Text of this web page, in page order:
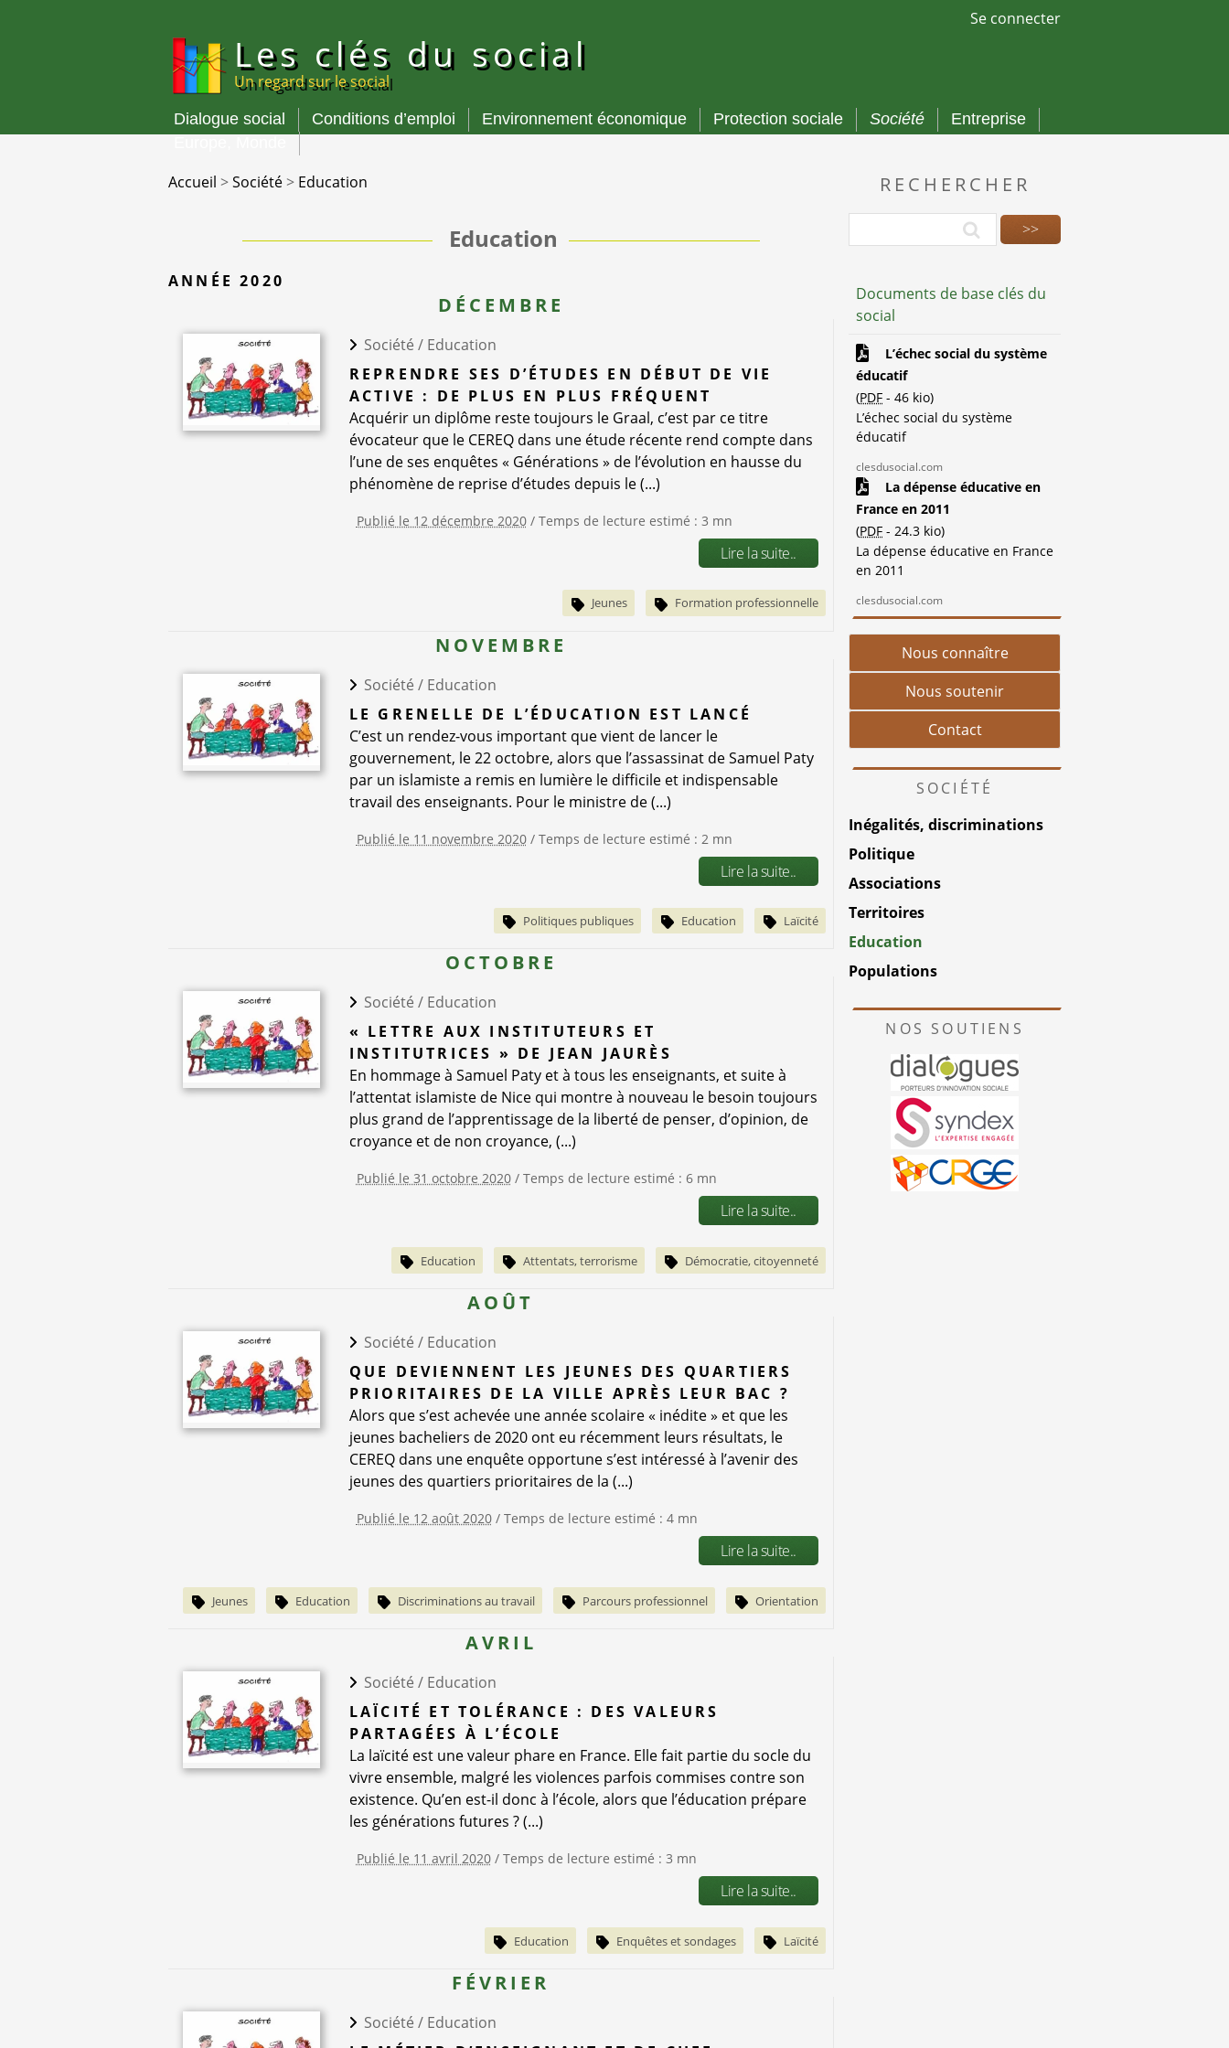
Se connecter
Les clés du social
Un regard sur le social
Menu
Dialogue social Conditions d’emploi Environnement économique Protection sociale Société
Entreprise
Accueil >Société> Education
Education
ANNÉE 2020
DÉCEMBRE
Société / Education
REPRENDRE SES D’ÉTUDES EN DÉBUT DE VIE
ACTIVE : DE PLUS EN PLUS FRÉQUENT
Acquérir un diplôme reste toujours le Graal, c’est par ce titre
évocateur que le CEREQ dans une étude récente rend compte dans
l’une de ses enquêtes « Générations » de l’évolution en hausse du
phénomène de reprise d’études depuis le (...)
Publié le 12 décembre 2020/ Temps de lecture estimé : 3 mn
Lire la suite..
Jeunes Formation professionnelle
NOVEMBRE
Société / Education
LE GRENELLE DE L’ÉDUCATION EST LANCÉ
C’est un rendez-vous important que vient de lancer le
gouvernement, le 22 octobre, alors que l’assassinat de Samuel Paty
par un islamiste a remis en lumière le difficile et indispensable
travail des enseignants. Pour le ministre de (...)
Publié le 11 novembre 2020/ Temps de lecture estimé : 2 mn
Lire la suite..
Politiques publiques Education Laïcité
OCTOBRE
Société / Education
« LETTRE AUX INSTITUTEURS ET
INSTITUTRICES » DE JEAN JAURÈS
En hommage à Samuel Paty et à tous les enseignants, et suite à
l’attentat islamiste de Nice qui montre à nouveau le besoin toujours
plus grand de l’apprentissage de la liberté de penser, d’opinion, de
croyance et de non croyance, (...)
Publié le 31 octobre 2020/ Temps de lecture estimé : 6 mn
Lire la suite..
Education Attentats, terrorisme Démocratie, citoyenneté
AOÛT
Société / Education
QUE DEVIENNENT LES JEUNES DES QUARTIERS
PRIORITAIRES DE LA VILLE APRÈS LEUR BAC ?
Alors que s’est achevée une année scolaire « inédite » et que les
jeunes bacheliers de 2020 ont eu récemment leurs résultats, le
CEREQ dans une enquête opportune s’est intéressé à l’avenir des
jeunes des quartiers prioritaires de la (...)
Publié le 12 août 2020/ Temps de lecture estimé : 4 mn
Lire la suite..
Jeunes Education Discriminations au travail Parcours professionnel Orientation
AVRIL
Société / Education
LAÏCITÉ ET TOLÉRANCE : DES VALEURS
PARTAGÉES À L’ÉCOLE
La laïcité est une valeur phare en France. Elle fait partie du socle du
vivre ensemble, malgré les violences parfois commises contre son
existence. Qu’en est-il donc à l’école, alors que l’éducation prépare
les générations futures ? (...)
Publié le 11 avril 2020/ Temps de lecture estimé : 3 mn
Lire la suite..
Education Enquêtes et sondages Laïcité
FÉVRIER
Société / Education
RECHERCHER
Documents de base clés du
social
L’échec social du système
éducatif
(PDF -46 kio)
L’échec social du système
éducatif
clesdusocial.com
La dépense éducative en
France en 2011
(PDF - 24.3 kio)
La dépense éducative en France
en 2011
clesdusocial.com
Nous connaître
Nous soutenir
Contact
SOCIÉTÉ
Inégalités, discriminations
Politique
Associations
Territoires
Education
Populations
NOS SOUTIENS